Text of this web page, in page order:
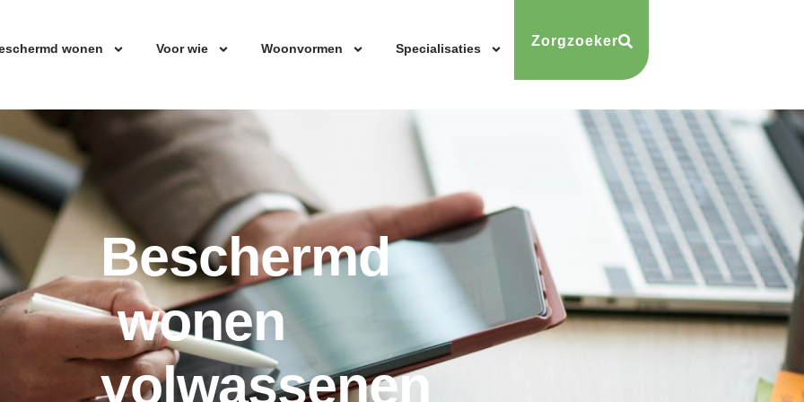
wonen Voor wie Woonvormen Specialisaties Zorgzoeker
Beschermd
wonen
volwassenen